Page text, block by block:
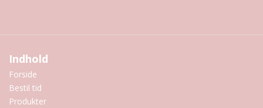
Indhold
Forside
Bestil tid
Produkter